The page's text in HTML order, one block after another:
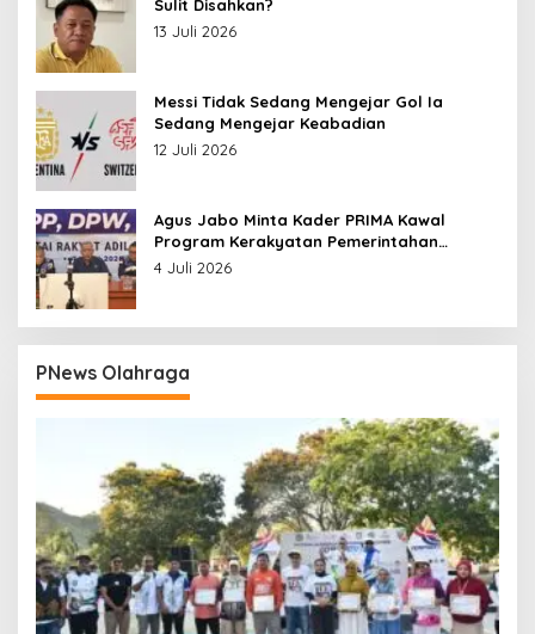
Sulit Disahkan?
13 Juli 2026
Messi Tidak Sedang Mengejar Gol Ia
Sedang Mengejar Keabadian
12 Juli 2026
Agus Jabo Minta Kader PRIMA Kawal
Program Kerakyatan Pemerintahan
Prabowo
4 Juli 2026
PNews Olahraga